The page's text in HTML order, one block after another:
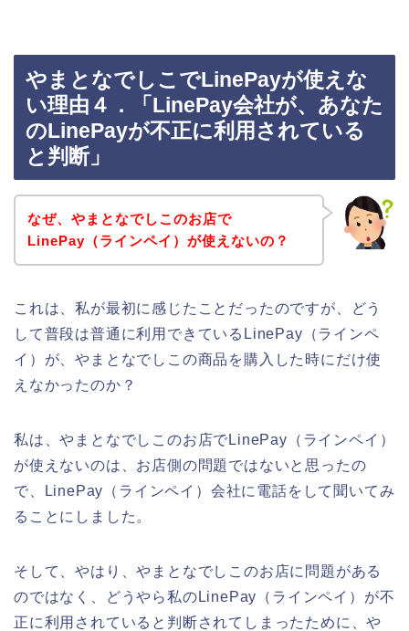
やまとなでしこでLinePayが使えな
い理由４．「LinePay会社が、あなた
のLinePayが不正に利用されている
と判断」
なぜ、やまとなでしこのお店で
LinePay（ラインペイ）が使えないの？
これは、私が最初に感じたことだったのですが、どう
して普段は普通に利用できているLinePay（ラインペ
イ）が、やまとなでしこの商品を購入した時にだけ使
えなかったのか？
私は、やまとなでしこのお店でLinePay（ラインペイ）
が使えないのは、お店側の問題ではないと思ったの
で、LinePay（ラインペイ）会社に電話をして聞いてみ
ることにしました。
そして、やはり、やまとなでしこのお店に問題がある
のではなく、どうやら私のLinePay（ラインペイ）が不
正に利用されていると判断されてしまったために、や